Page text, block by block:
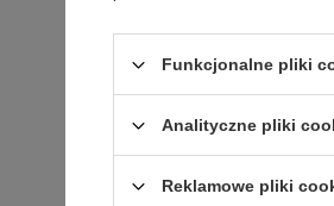
Funkcjonalne pliki
Analityczne pliki
Reklamowe pliki